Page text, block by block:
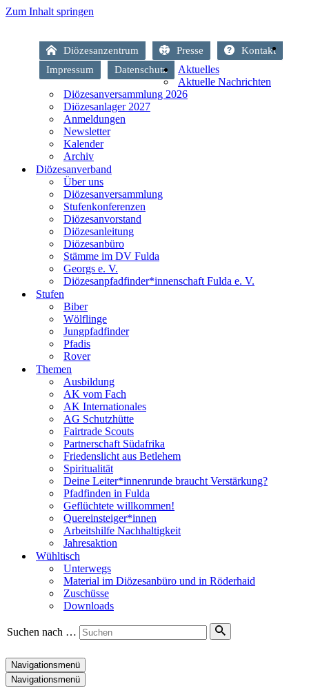
Zum Inhalt springen
Diözesanzentrum Presse
Kontakt
Impressum
Datenschutz
Aktuelles
Aktuelle Nachrichten
Diözesanversammlung 2026
Diözesanlager 2027
Anmeldungen
Newsletter
Kalender
Archiv
Diözesanverband
Über uns
Diözesanversammlung
Stufenkonferenzen
Diözesanvorstand
Diözesanleitung
Diözesanbüro
Stämme im DV Fulda
Georgs e. V.
Diözesanpfadfinder*innenschaft Fulda e. V.
Stufen
Biber
Wölflinge
Jungpfadfinder
Pfadis
Rover
Themen
Ausbildung
AK vom Fach
AK Internationales
AG Schutzhütte
Fairtrade Scouts
Partnerschaft Südafrika
Friedenslicht aus Betlehem
Spiritualität
Deine Leiter*innenrunde braucht Verstärkung?
Pfadfinden in Fulda
Geflüchtete willkommen!
Quereinsteiger*innen
Arbeitshilfe Nachhaltigkeit
Jahresaktion
Wühltisch
Unterwegs
Material im Diözesanbüro und in Röderhaid
Zuschüsse
Downloads
Suchen nach …
Navigationsmenü
Navigationsmenü